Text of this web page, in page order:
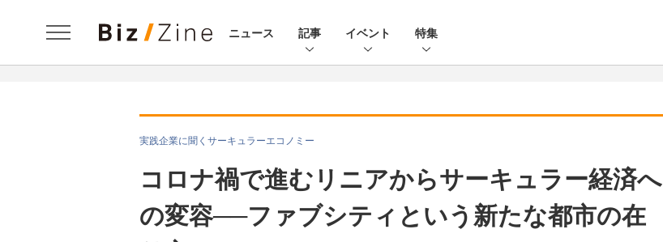
ニュース 記事 イベント 特集
実践企業に聞くサーキュラーエコノミー
コロナ禍で進むリニアからサーキュラー経済へ
の変容──ファブシティという新たな都市の在